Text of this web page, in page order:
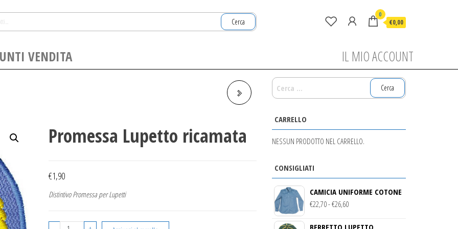
Cerca
0
€0,00
VENDITA IL MIO ACCOUNT
Promessa Lupetto ricamata
€1,90
Distintivo Promessa per Lupetti
Promessa
RICERCA
PER:
CARRELLO
NESSUN PRODOTTO NEL CARRELLO.
CONSIGLIATI
CAMICIA UNIFORME COTONE
€22,70-€26,60FASCIA
BERRETTO LUPETTO